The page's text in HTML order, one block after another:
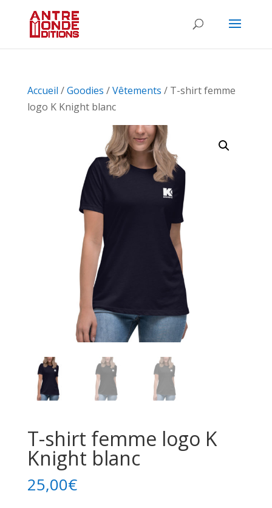
Accueil /Goodies /Vêtements / T-shirt femme
logo K Knight blanc
T-shirt femme logo K
Knight blanc
25,00€